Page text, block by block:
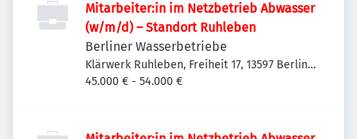
Mitarbeiter:in im Netzbetrieb Abwasser
(w/m/d) – Standort Ruhleben
Berliner Wasserbetriebe
Klärwerk Ruhleben, Freiheit 17, 13597 Berlin,
Deutschland
45.000 € - 54.000 €